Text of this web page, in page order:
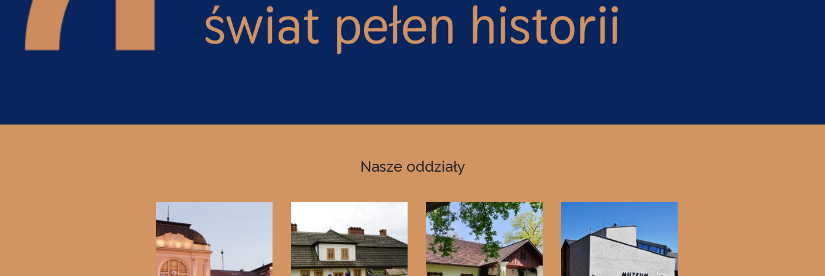
Nasze oddziały